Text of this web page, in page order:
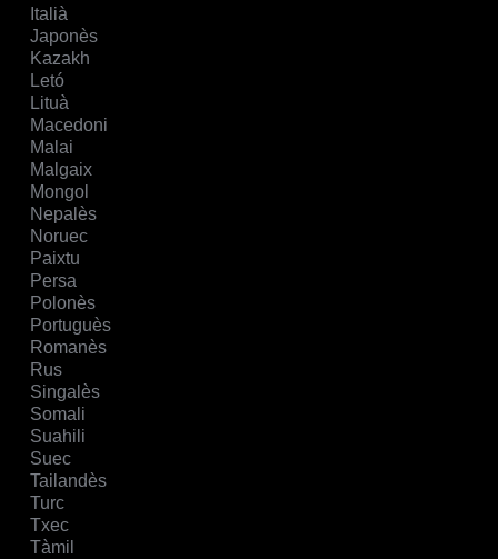
Italià
Japonès
Kazakh
Letó
Lituà
Macedoni
Malai
Malgaix
Mongol
Nepalès
Noruec
Paixtu
Persa
Polonès
Portuguès
Romanès
Rus
Singalès
Somali
Suahili
Suec
Tailandès
Turc
Txec
Tàmil